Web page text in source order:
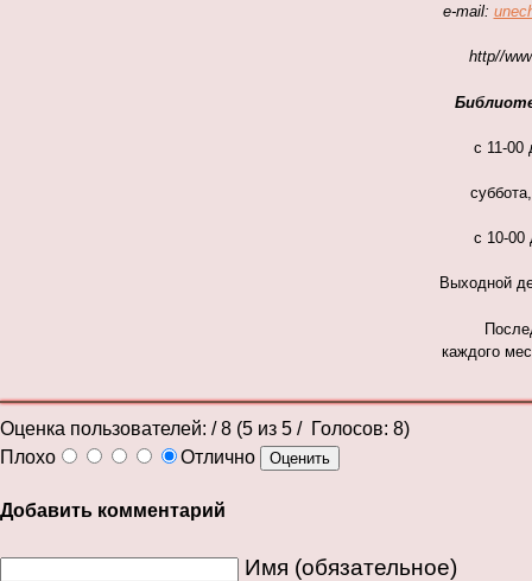
e-mail:
http//
с 11-00
с 10-00
Выходной
каждого
Оценка пользователей: / 8 (5 из 5 / Голосов: 8)
Плохо
Отлично
Добавить комментарий
Имя (обязательное)